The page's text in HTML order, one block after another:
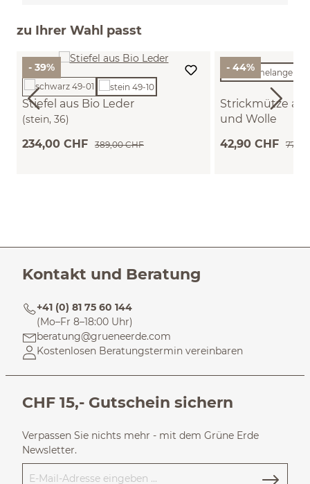
zu Ihrer Wahl passt
- 39%
Stiefel aus Bio Leder
(stein, 36)
234,00 CHF 389,00 CHF
- 44%
Strickmütze
und Wolle
42,90 CHF 77,90
Kontakt und Beratung
+41 (0) 81 75 60 144
(Mo–Fr 8–18:00 Uhr)
beratung@grueneerde.com
Kostenlosen Beratungstermin vereinbaren
CHF 15,- Gutschein sichern
Verpassen Sie nichts mehr - mit dem Grüne Erde
Newsletter.